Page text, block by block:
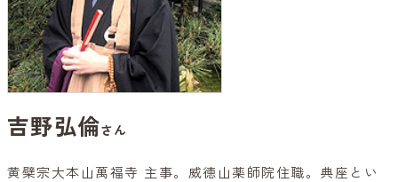
吉野弘倫さん
黄檗宗大本山萬福寺 主事。威徳山薬師院住職。典座とい